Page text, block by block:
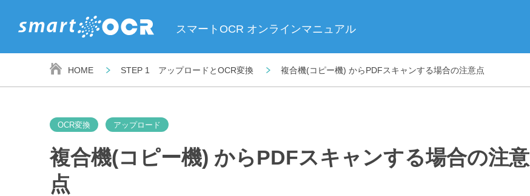
スマートOCR オンラインマニュアル
HOME STEP 1 アップロードとOCR変換 複合機(コピー機) からPDFスキャンする場合の注意点
OCR変換 アップロード
複合機(コピー機) からPDFスキャンする場合の注意
点